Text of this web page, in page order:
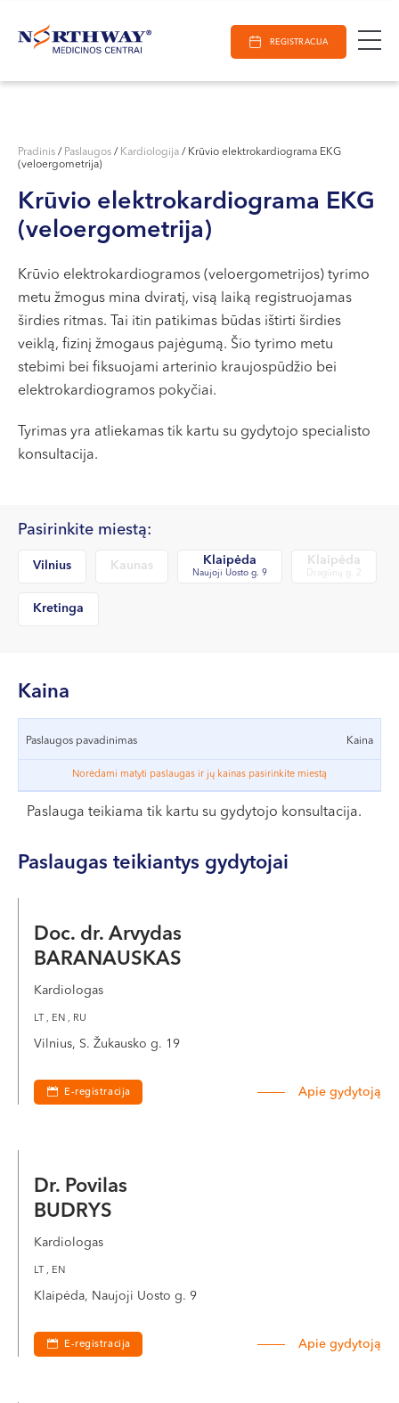
Darbo laikas
Darbo laikas:
I-V 07:30 - 20:30
VI 09:00 - 15:00
Kaunas
Miško g. 25A
Darbo laikas:
I-V 08:00 - 20:00
VI 09:00 - 15:00
Klaipėda
Dragūnų g. 2
VI, VII --
Naujoji Uosto g. 9
Darbo laikas:
I-V 08:00 - 20:00
Kretinga
Darbo laikas:
I-V 08:00 - 20:00
VI, VII --
Paieška REGISTRACIJA
E-Registracija
Pradinis / Paslaugos / Kardiologija / Krūvio elektrokardiograma EKG
(veloergometrija)
Krūvio elektrokardiograma EKG
(veloergometrija)
Krūvio elektrokardiogramos (veloergometrijos) tyrimo
metu žmogus mina dviratį, visą laiką registruojamas
širdies ritmas. Tai itin patikimas būdas ištirti širdies
veiklą, fizinį žmogaus pajėgumą. Šio tyrimo metu
stebimi bei fiksuojami arterinio kraujospūdžio bei
elektrokardiogramos pokyčiai.
Tyrimas yra atliekamas tik kartu su gydytojo specialisto
konsultacija.
Pasirinkite miestą:
Vilnius Kaunas Klaipėda
Naujoji Uosto g. 9
Klaipėda
Dragūnų g. 2
Kretinga
Kaina
Paslaugos pavadinimas Kaina
Norėdami matyti paslaugas ir jų kainas pasirinkite miestą
Paslauga teikiama tik kartu su gydytojo konsultacija.
Paslaugas teikiantys gydytojai
Doc. dr. Arvydas
BARANAUSKAS
Kardiologas
LT , EN , RU
Vilnius, S. Žukausko g. 19
E-registracija Apie gydytoją
Dr. Povilas
BUDRYS
Kardiologas
LT , EN
Klaipėda, Naujoji Uosto g. 9
E-registracija Apie gydytoją